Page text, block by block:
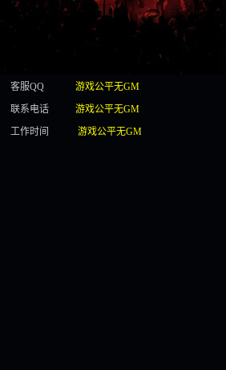
客服QQ
游戏公平无GM
联系电话
游戏公平无GM
工作时间
游戏公平无GM